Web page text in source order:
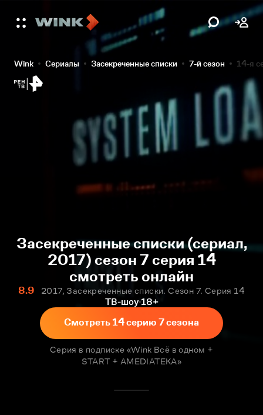
Wink Сериалы Засекреченные списки 7-й сезон 14-я
Засекреченные списки (сериал,
2017) сезон 7 серия 14
смотреть онлайн
8.9
2017, Засекреченные списки. Сезон 7. Серия 14
ТВ-шоу 18+
Смотреть 14 серию 7 сезона
Серия в подписке «Wink Всё в одном +
START + AMEDIATEKA»